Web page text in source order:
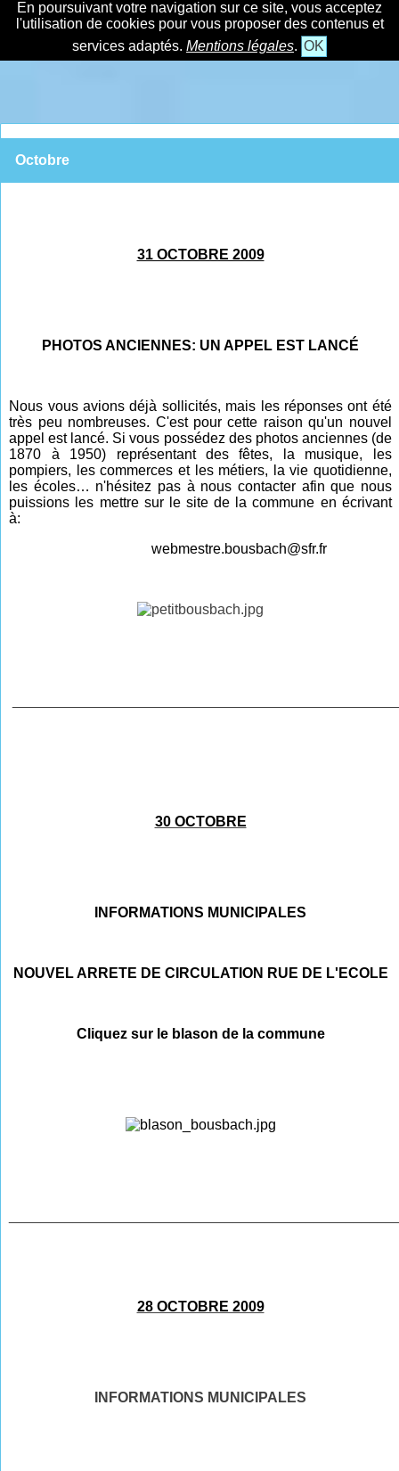
En poursuivant votre navigation sur ce site, vous acceptez
l'utilisation de cookies pour vous proposer des contenus et
services adaptés. Mentions légales. OK
Octobre
31 OCTOBRE 2009
PHOTOS ANCIENNES: UN APPEL EST LANCÉ
Nous vous avions déjà sollicités, mais les réponses ont été
très peu nombreuses. C'est pour cette raison qu'un nouvel
appel est lancé. Si vous possédez des photos anciennes (de
1870 à 1950) représentant des fêtes, la musique, les
pompiers, les commerces et les métiers, la vie quotidienne,
les écoles… n'hésitez pas à nous contacter afin que nous
puissions les mettre sur le site de la commune en écrivant
à:
webmestre.bousbach@sfr.fr
30 OCTOBRE
INFORMATIONS MUNICIPALES
NOUVEL ARRETE DE CIRCULATION RUE DE L'ECOLE
Cliquez sur le blason de la commune
28 OCTOBRE 2009
INFORMATIONS MUNICIPALES